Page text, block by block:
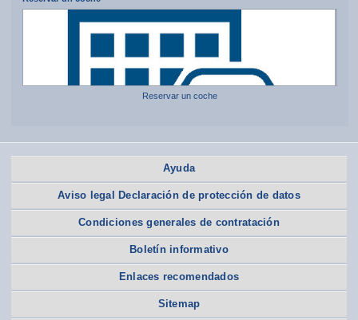
Reservar un coche
Ayuda
Aviso legal Declaración de protección de datos
Condiciones generales de contratación
Boletín informativo
Enlaces recomendados
Sitemap